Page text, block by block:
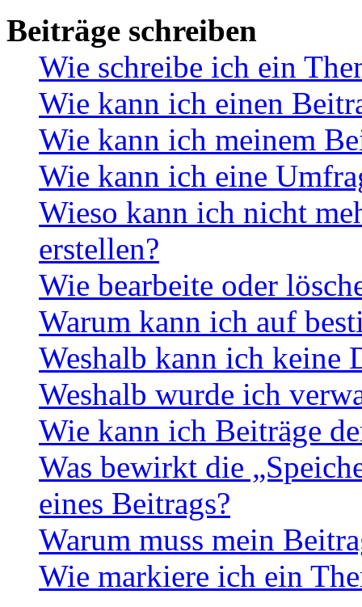
Beiträge schreiben
Wie schreibe ich ein
Wie kann ich einen
Wie kann ich meinem
Wie kann ich eine
Wieso kann ich nicht
erstellen?
Wie bearbeite oder
Warum kann ich auf
Weshalb kann ich keine
Weshalb wurde ich
Wie kann ich Beiträge
Was bewirkt die
eines Beitrags?
Warum muss mein
Wie markiere ich ein